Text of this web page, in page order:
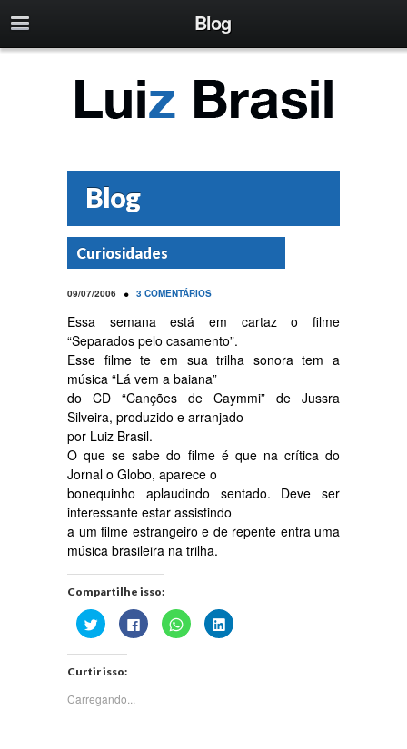
Blog
Blog
Curiosidades
09/07/2006 • 3 COMENTÁRIOS
Essa semana está em cartaz o filme
“Separados pelo casamento”.
Esse filme te em sua trilha sonora tem a
música “Lá vem a baiana”
do CD “Canções de Caymmi” de Jussra
Silveira, produzido e arranjado
por Luiz Brasil.
O que se sabe do filme é que na crítica do
Jornal o Globo, aparece o
bonequinho aplaudindo sentado. Deve ser
interessante estar assistindo
a um filme estrangeiro e de repente entra uma
música brasileira na trilha.
Compartilhe isso:
Clique
para
compartilhar
no
Twitter(abre
em
janela)
Clique
para
compartilhar
Clique
para
compartilhar
Clique
para
Curtir isso:
Carregando...